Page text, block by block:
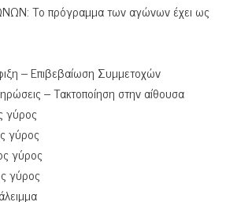
Το πρόγραμμα των αγώνων έχει ως
– Επιβεβαίωση Συμμετοχών
– Τακτοποίηση στην αίθουσα
γύρος
γύρος
γύρος
γύρος